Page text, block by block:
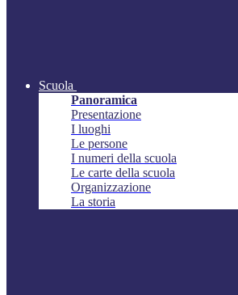
Scuola
Panoramica
Presentazione
I luoghi
Le persone
I numeri della scuola
Le carte della scuola
Organizzazione
La storia